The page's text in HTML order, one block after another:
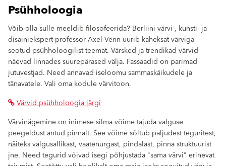
Psühholoogia
Võib-olla sulle meeldib filosofeerida? Berliini värvi-, kunsti- ja
disainiekspert professor Axel Venn uurib kaheksat värviga
seotud psühholoogilist teemat. Värsked ja trendikad värvid
näevad linnades suurepärased välja. Fassaadid on parimad
jutuvestjad. Need annavad iseloomu sammaskäikudele ja
tänavatele. Vali oma kodule värvitoon.
Värvid psühholoogia järgi
Värvinägemine on inimese silma võime tajuda valguse
peegeldust antud pinnalt. See võime sõltub paljudest teguritest,
näiteks valgusallikast, vaatenurgast, pindalast, pinna struktuurist
jne. Need tegurid võivad isegi põhjustada "sama värvi" erinevat